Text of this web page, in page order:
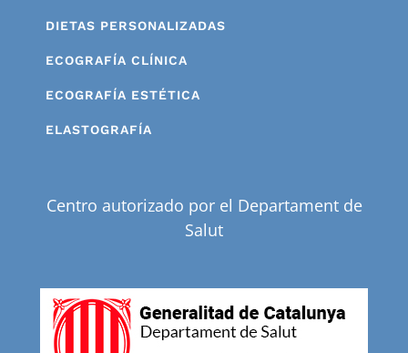
DIETAS PERSONALIZADAS
ECOGRAFÍA CLÍNICA
ECOGRAFÍA ESTÉTICA
ELASTOGRAFÍA
Centro autorizado por el Departament de
Salut